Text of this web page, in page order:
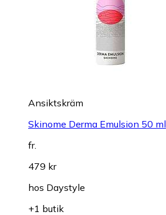
Ansiktskräm
Skinome Derma Emulsion 50 ml
fr.
479 kr
hos Daystyle
+1 butik